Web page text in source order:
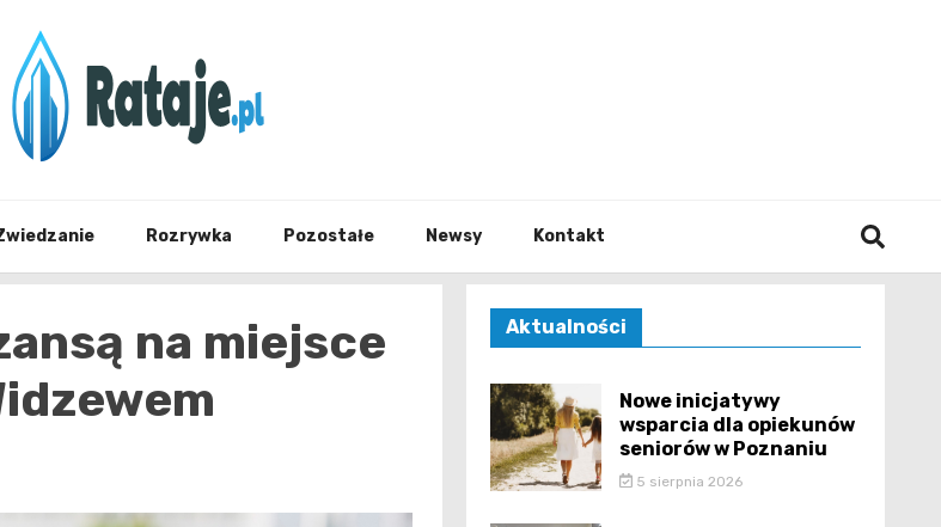
Rozrywka Pozostałe Newsy Kontakt
na miejsce
Aktualności
Nowe inicjatywy
wsparcia dla opiekunów
seniorów w Poznaniu
5 sierpnia 2026